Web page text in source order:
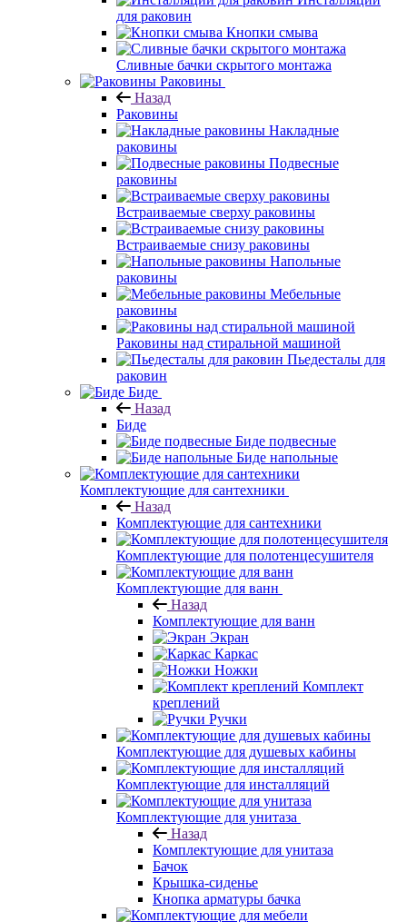
для раковин
Кнопки смыва
Сливные бачки скрытого монтажа
Раковины
Назад
Раковины
Накладные
раковины
Подвесные
раковины
Встраиваемые сверху раковины
Встраиваемые снизу раковины
Напольные
раковины
Мебельные
раковины
Раковины над стиральной машиной
Пьедесталы для
раковин
Биде
Назад
Биде
Биде подвесные
Биде напольные
Комплектующие для сантехники
Назад
Комплектующие для сантехники
Комплектующие для полотенцесушителя
Комплектующие для ванн
Назад
Комплектующие для ванн
Экран
Каркас
Ножки
Комплект
креплений
Ручки
Комплектующие для душевых кабины
Комплектующие для инсталляций
Комплектующие для унитаза
Назад
Комплектующие для унитаза
Бачок
Крышка-сиденье
Кнопка арматуры бачка